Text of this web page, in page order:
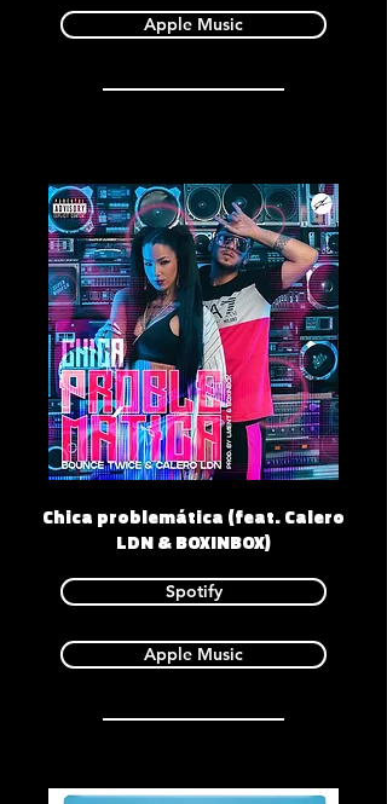
Apple Music
Chica problemática (feat. Calero
LDN & BOXINBOX)
Spotify
Apple Music